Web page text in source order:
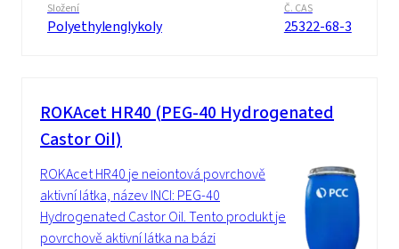
Složení
Polyethylenglykoly
Č. CAS
25322-68-3
ROKAcet HR40 (PEG-40 Hydrogenated
Castor Oil)
ROKAcet HR40 je neiontová povrchově
aktivní látka, název INCI: PEG-40
Hydrogenated Castor Oil. Tento produkt je
povrchově aktivní látka na bázi